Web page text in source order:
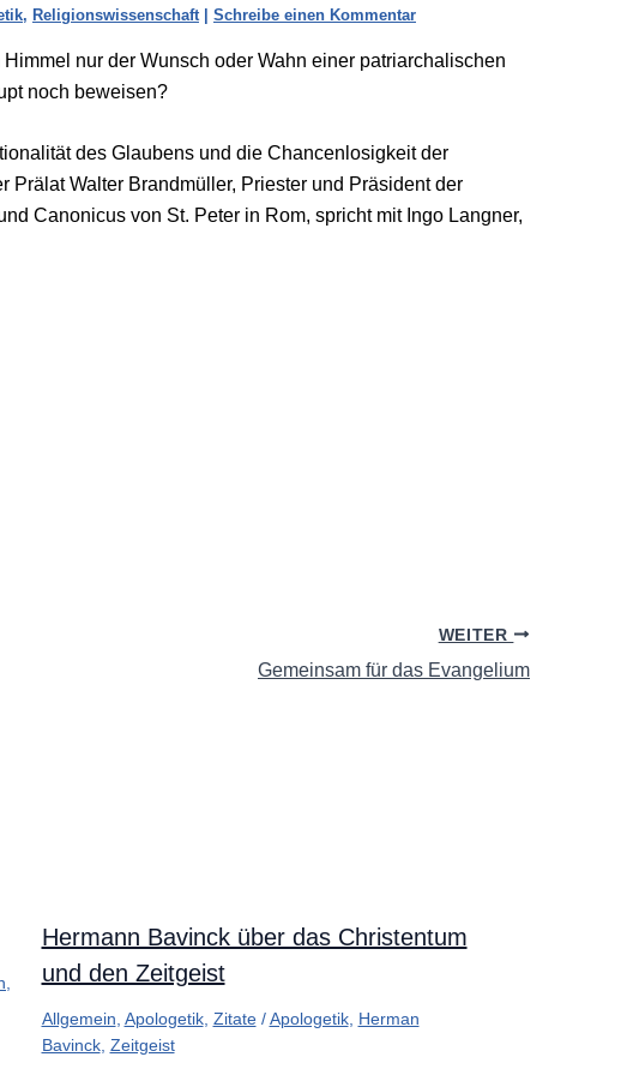
, Religionswissenschaft | Schreibe einen Kommentar
nur der Wunsch oder Wahn einer patriarchalischen
noch beweisen?
des Glaubens und die Chancenlosigkeit der
Walter Brandmüller, Priester und Präsident der
Canonicus von St. Peter in Rom, spricht mit Ingo Langner,
WEITER
Gemeinsam für das Evangelium
Hermann Bavinck über das Christentum
und den Zeitgeist
Allgemein Apologetik, Zitate/Apologetik, Herman
Bavinck, Zeitgeist